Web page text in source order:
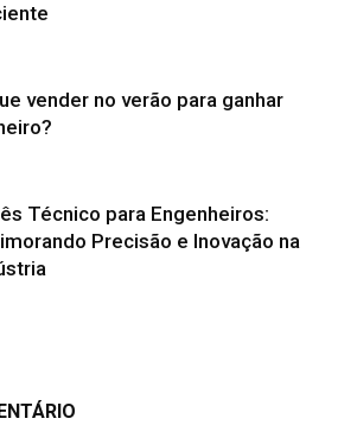
vender no verão para ganhar
Técnico para Engenheiros:
Precisão e Inovação na